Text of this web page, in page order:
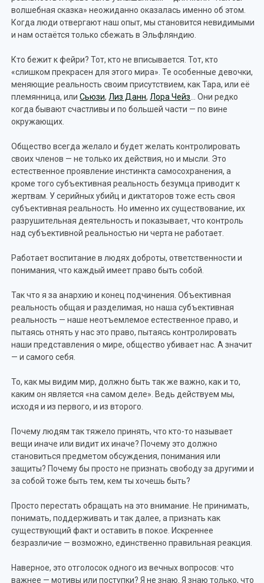
волшебная сказка» неожиданно оказалась именно об этом.
Когда люди отвергают наш опыт, мы становится невидимыми
и нам остаётся только сбежать в Эльфляндию.
Кто бежит к фейри? Тот, кто не вписывается. Тот, кто
«слишком прекрасен для этого мира». Те особенные девочки,
меняющие реальность своим присутствием, как Тара, или её
племянница, илиСьюзи, Лиз Данн, Лора Чейз … Они редко
когда бывают счастливы и по большей части — по вине
окружающих.
Общество всегда желало и будет желать контролировать
своих членов — не только их действия, но и мысли. Это
естественное проявление инстинкта самосохранения, а
кроме того субъективная реальность безумца приводит к
жертвам. У серийных убийц и диктаторов тоже есть своя
субъективная реальность. Но именно их существование, их
разрушительная деятельность и показывает, что контроль
над субъективной реальностью ни черта не работает.
Работает воспитание в людях доброты, ответственности и
понимания, что каждый имеет право быть собой.
Так что я за анархию и конец подчинения. Объективная
реальность общая и разделимая, но наша субъективная
реальность — наше неотъемлемое естественное право, и
пытаясь отнять у нас это право, пытаясь контролировать
наши представления о мире, общество убивает нас. А значит
— и самого себя.
То, как мы видим мир, должно быть так же важно, как и то,
каким он является «на самом деле». Ведь действуем мы,
исходя и из первого, и из второго.
Почему людям так тяжело принять, что кто-то называет
вещи иначе или видит их иначе? Почему это должно
становиться предметом обсуждения, понимания или
защиты? Почему бы просто не признать свободу за другими и
за собой тоже быть тем, кем ты хочешь быть?
Просто перестать обращать на это внимание. Не принимать,
понимать, поддерживать и так далее, а признать как
существующий факт и оставить в покое. Искреннее
безразличие — возможно, единственно правильная реакция.
Наверное, это отголосок одного из вечных вопросов: что
важнее — мотивы или поступки? Я не знаю. Я знаю только, что